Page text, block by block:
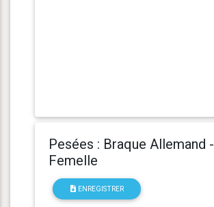
Pesées : Braque Allemand -
Femelle
ENREGISTRER